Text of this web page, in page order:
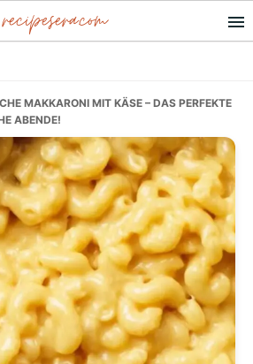
recipesera.com
MAKKARONI MIT KÄSE – DAS PERFEKTE
ABENDE!